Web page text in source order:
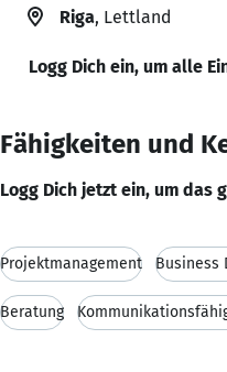
Riga, Lettland
Logg Dich ein, um alle
Fähigkeiten und
Logg Dich jetzt ein, um das
Projektmanagement Business
Beratung